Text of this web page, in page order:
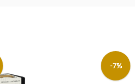
-7%